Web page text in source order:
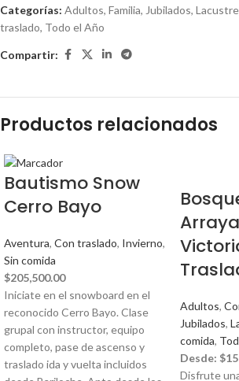
Categorías: Adultos, Familia, Jubilados, Lacustre
traslado, Todo el Año
Compartir:
Productos relacionados
Bautismo Snow
Cerro Bayo
Aventura, Con traslado, Invierno,
Sin comida
$205,500.00
Iniciate en el snowboard en el
reconocido Cerro Bayo. Clase
grupal con instructor, equipo
completo, pase de ascenso y
traslado ida y vuelta incluidos
Adultos,
Jubilados,
comida,
Desde: $
Disfrute